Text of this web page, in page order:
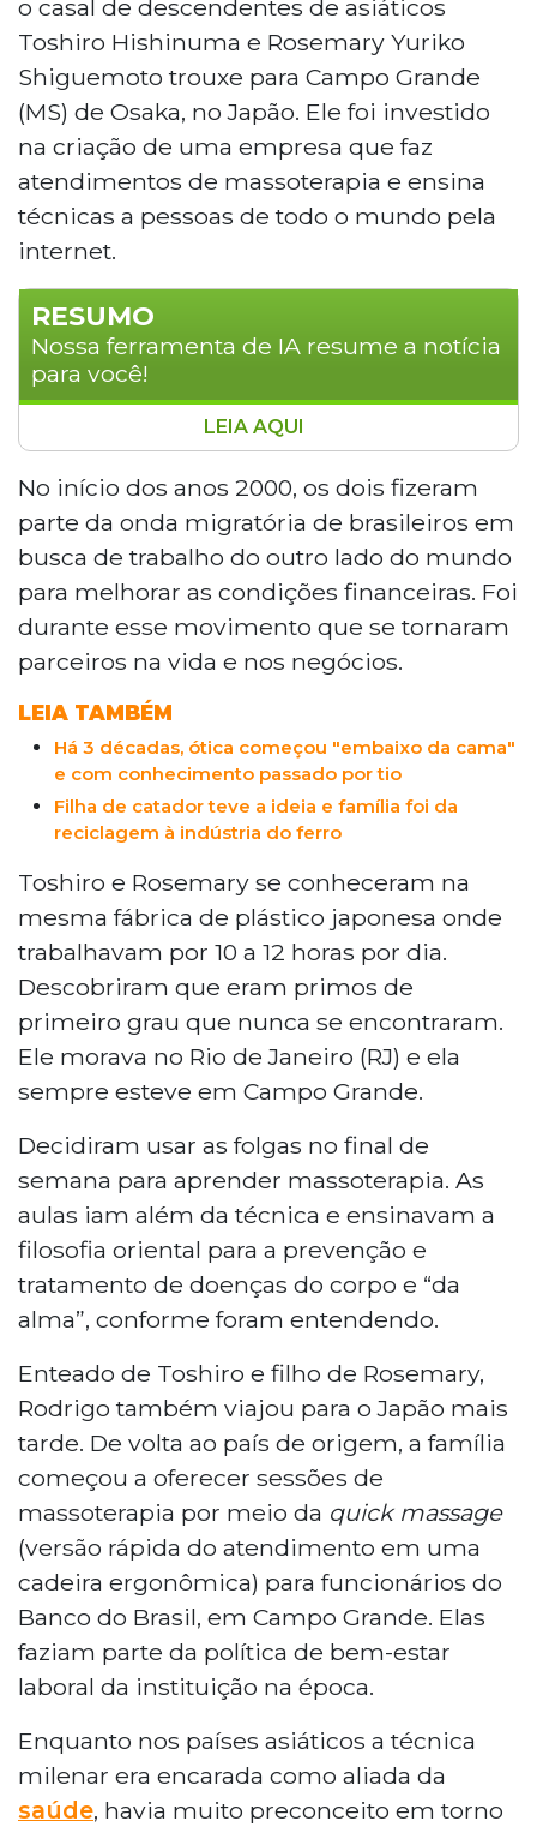
o casal de descendentes de asiáticos
Toshiro Hishinuma e Rosemary Yuriko
Shiguemoto trouxe para Campo Grande
(MS) de Osaka, no Japão. Ele foi investido
na criação de uma empresa que faz
atendimentos de massoterapia e ensina
técnicas a pessoas de todo o mundo pela
internet.
RESUMO
Nossa ferramenta de IA resume a notícia
para você!
Toshiro Hishinuma e Rosemary Yuriko
Shiguemoto, descendentes de asiáticos,
trouxeram do Japão conhecimentos em
massoterapia para criar uma clínica em
Campo Grande (MS). O casal se conheceu
em uma fábrica japonesa e usou as
folgas para aprender a técnica oriental.
Superando preconceitos, expandiram o
durante a pandemia, migraram para o
ensino online, alcançando alunos em
todo o mundo.
LEIA AQUI
No início dos anos 2000, os dois fizeram
parte da onda migratória de brasileiros em
busca de trabalho do outro lado do mundo
para melhorar as condições financeiras. Foi
durante esse movimento que se tornaram
parceiros na vida e nos negócios.
LEIA TAMBÉM
Há 3 décadas, ótica começou "embaixo da cama"
e com conhecimento passado por tio
Filha de catador teve a ideia e família foi da
reciclagem à indústria do ferro
Toshiro e Rosemary se conheceram na
mesma fábrica de plástico japonesa onde
trabalhavam por 10 a 12 horas por dia.
Descobriram que eram primos de
primeiro grau que nunca se encontraram.
Ele morava no Rio de Janeiro (RJ) e ela
sempre esteve em Campo Grande.
Decidiram usar as folgas no final de
semana para aprender massoterapia. As
aulas iam além da técnica e ensinavam a
filosofia oriental para a prevenção e
tratamento de doenças do corpo e “da
alma”, conforme foram entendendo.
Enteado de Toshiro e filho de Rosemary,
Rodrigo também viajou para o Japão mais
tarde. De volta ao país de origem, a família
começou a oferecer sessões de
massoterapia por meio da quick massage
(versão rápida do atendimento em uma
cadeira ergonômica) para funcionários do
Banco do Brasil, em Campo Grande. Elas
faziam parte da política de bem-estar
laboral da instituição na época.
Enquanto nos países asiáticos a técnica
milenar era encarada como aliada da
saúde, havia muito preconceito em torno